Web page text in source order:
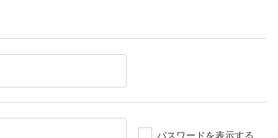
パスワードを表示する